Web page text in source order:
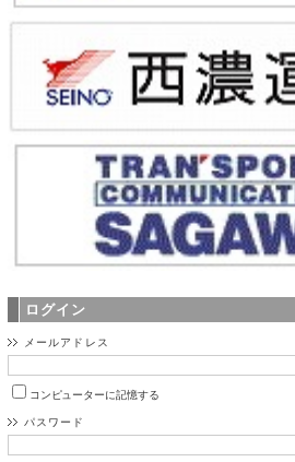
ログイン
メールアドレス
コンピューターに記憶する
パスワード